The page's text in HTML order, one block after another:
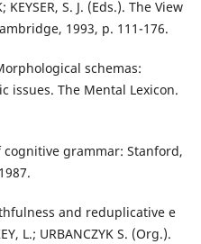
S. J. (Eds.). The View
1993, p. 111-176.
schemas:
issues. The Mental Lexicon.
cognitive grammar: Stanford,
and reduplicative e
L.; URBANCZYK S. (Org.).